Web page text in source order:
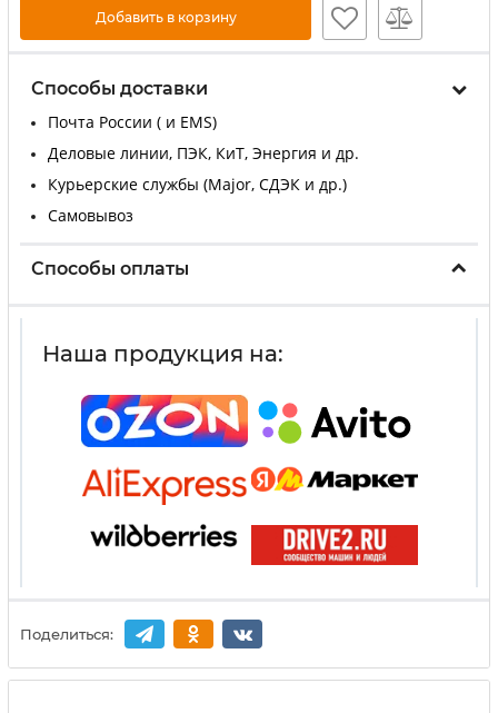
Добавить в корзину
Способы доставки
Почта России ( и EMS)
Деловые линии, ПЭК, КиТ, Энергия и др.
Курьерские службы (Major, СДЭК и др.)
Самовывоз
Способы оплаты
Наша продукция на:
Поделиться: